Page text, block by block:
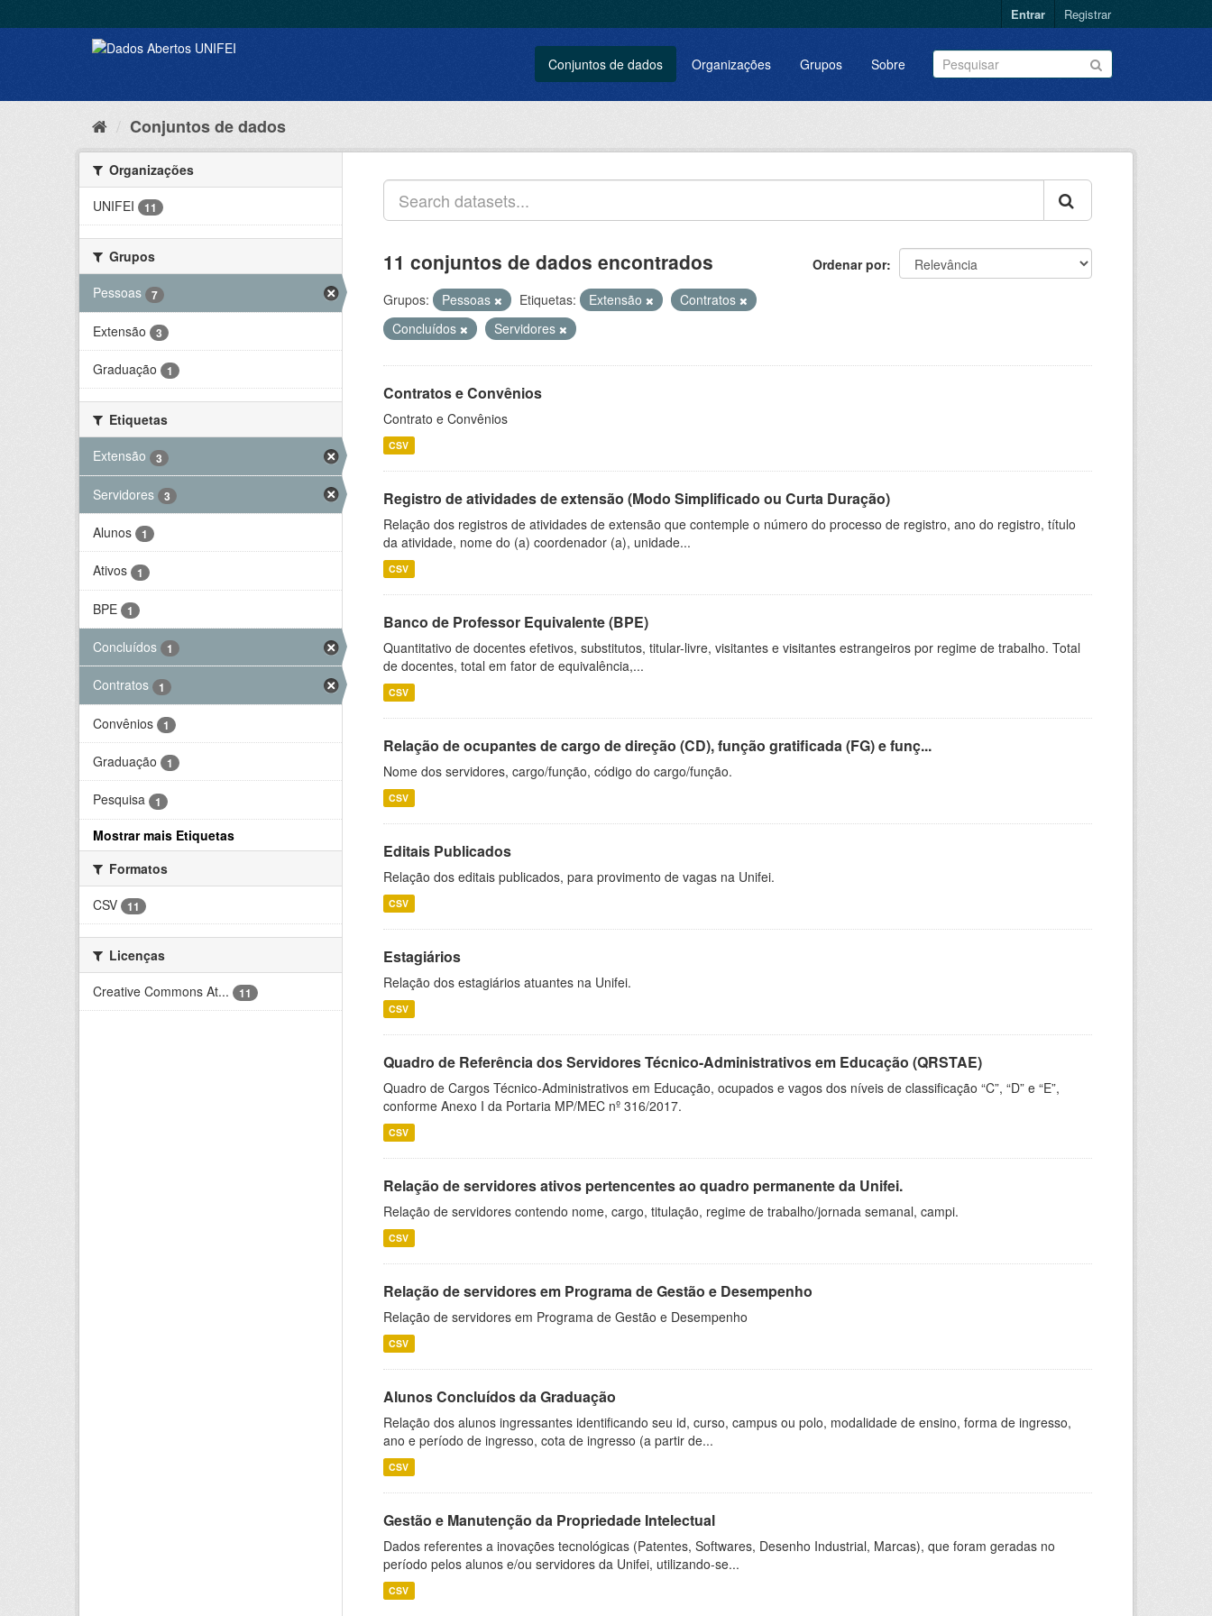
Entrar Registrar
Conjuntos de dados Organizações Grupos Sobre
Conjuntos de dados
Organizações
UNIFEI
11
Grupos
Pessoas
7
Extensão 3
Graduação 1
Etiquetas
Extensão
3
Servidores 3
Alunos 1
Ativos 1
BPE 1
Concluídos 1
Contratos 1
Convênios 1
Graduação 1
Pesquisa 1
Mostrar mais Etiquetas
Formatos
CSV
11
Licenças
Creative Commons At...
11
Ordenar por
11 conjuntos de dados encontrados
Grupos: Pessoas Etiquetas: Extensão
Contratos
Concluídos
Servidores
Contratos e Convênios
Contrato e Convênios
CSV
Registro de atividades de extensão (Modo Simplificado ou Curta Duração)
Relação dos registros de atividades de extensão que contemple o número do processo de registro, ano do registro, título
da atividade, nome do (a) coordenador (a), unidade...
CSV
Banco de Professor Equivalente (BPE)
Quantitativo de docentes efetivos, substitutos, titular-livre, visitantes e visitantes estrangeiros por regime de trabalho. Total
de docentes, total em fator de equivalência,...
CSV
Relação de ocupantes de cargo de direção (CD), função gratificada (FG) e funç...
Nome dos servidores, cargo/função, código do cargo/função.
CSV
Editais Publicados
Relação dos editais publicados, para provimento de vagas na Unifei.
CSV
Estagiários
Relação dos estagiários atuantes na Unifei.
CSV
Quadro de Referência dos Servidores Técnico-Administrativos em Educação (QRSTAE)
Quadro de Cargos Técnico-Administrativos em Educação, ocupados e vagos dos níveis de classificação “C”, “D” e “E”,
conforme Anexo I da Portaria MP/MEC nº 316/2017.
CSV
Relação de servidores ativos pertencentes ao quadro permanente da Unifei.
Relação de servidores contendo nome, cargo, titulação, regime de trabalho/jornada semanal, campi.
CSV
Relação de servidores em Programa de Gestão e Desempenho
Relação de servidores em Programa de Gestão e Desempenho
CSV
Alunos Concluídos da Graduação
Relação dos alunos ingressantes identificando seu id, curso, campus ou polo, modalidade de ensino, forma de ingresso,
ano e período de ingresso, cota de ingresso (a partir de...
CSV
Gestão e Manutenção da Propriedade Intelectual
Dados referentes a inovações tecnológicas (Patentes, Softwares, Desenho Industrial, Marcas), que foram geradas no
período pelos alunos e/ou servidores da Unifei, utilizando-se...
CSV